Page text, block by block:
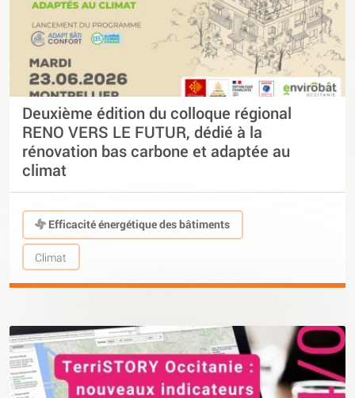
Deuxième édition du colloque régional
RENO VERS LE FUTUR, dédié à la
rénovation bas carbone et adaptée au
climat
Efficacité énergétique des bâtiments
Climat